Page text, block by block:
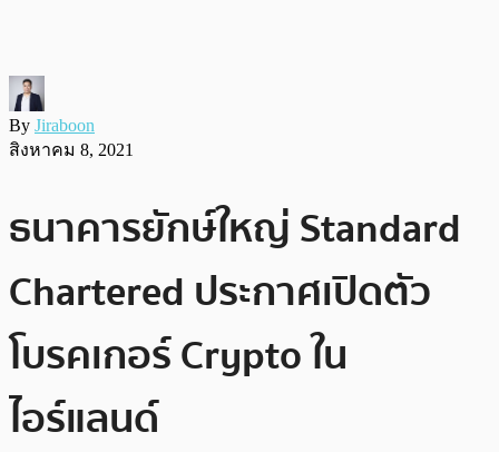
By Jiraboon
สิงหาคม 8, 2021
ธนาคารยักษ์ใหญ่ Standard
Chartered ประกาศเปิดตัว
โบรคเกอร์ Crypto ใน
ไอร์แลนด์